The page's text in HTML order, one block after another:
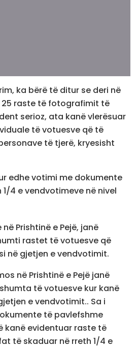
ka bërë të ditur se deri në
25 raste të fotografimit të
serioz, ata kanë vlerësuar
të votuesve që të
të tjerë, kryesisht
edhe votimi me dokumente
4 e vendvotimeve në nivel
Prishtinë e Pejë, janë
rastet të votuesve që
në gjetjen e vendvotimit.
në Prishtinë e Pejë janë
të votuesve kur kanë
e vendvotimit.. Sa i
të pavlefshme
kanë evidentuar raste të
të skaduar në rreth 1/4 e